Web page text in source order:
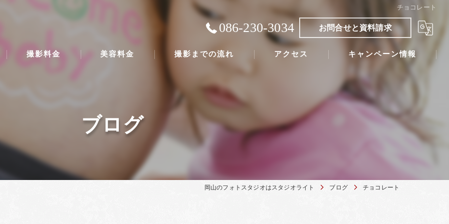
チョコレート
086-230-3034 お問合せと資料請求
撮影料金 美容料金 撮影までの流れ アクセス キャンペーン情報
ブログ
岡山のフォトスタジオはスタジオライト ブログ チョコレート